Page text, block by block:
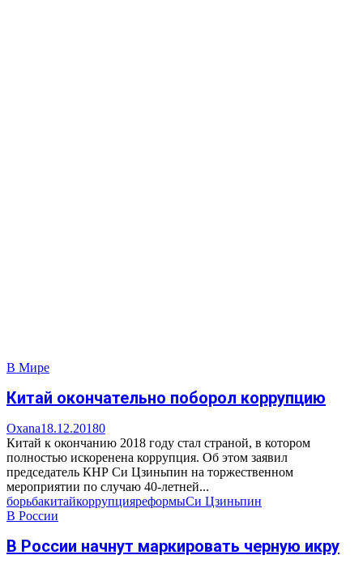
В Мире
Китай окончательно поборол коррупцию
Oxana18.12.20180
Китай к окончанию 2018 году стал страной, в котором
полностью искоренена коррупция. Об этом заявил
председатель КНР Си Цзиньпин на торжественном
мероприятии по случаю 40-летней...
борьбакитайкоррупцияреформыСи Цзиньпин
В России
В России начнут маркировать черную икру